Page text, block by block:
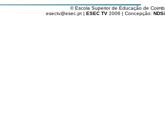
Apresentação XXII Festival
© Escola Superior de Educação de
esectv@esec.pt | ESEC TV 2006 | Concepção: